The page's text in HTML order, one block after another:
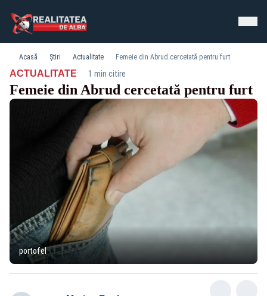
Acasă Știri Actualitate Femeie din Abrud cercetată pentru furt
ACTUALITATE· 1 min citire
Femeie din Abrud cercetată pentru furt
portofel